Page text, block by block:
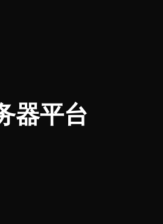
器平台